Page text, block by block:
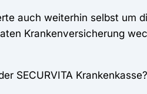
auch weiterhin selbst um
Krankenversicherung
SECURVITA Krankenkasse?